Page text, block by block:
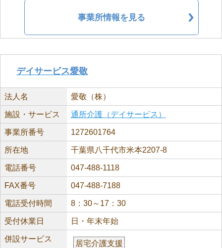
事業所情報を見る
デイサービス愛敬
法人名 愛敬（株）
施設・サービス 通所介護（デイサービス）
事業所番号 1272601764
所在地 千葉県八千代市米本2207-8
電話番号 047-488-1118
FAX番号 047-488-7188
電話受付時間 8：30～17：30
受付休業日 日・年末年始
併設サービス
居宅介護支援